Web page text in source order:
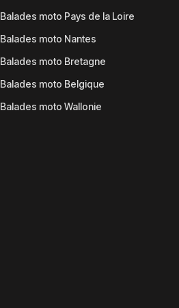
Balades moto Pays de la Loire
Balades moto Nantes
Balades moto Bretagne
Balades moto Belgique
Balades moto Wallonie